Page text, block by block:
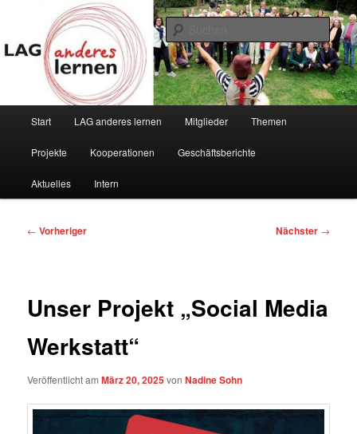
Inhalt
springenLAG anderes lernen
Vielfalt ist unsere Stärke
Start LAG anderes lernen Mitglieder Themen
Projekte Kooperationen Geschäftsberichte
Aktuelles Intern
Beitragsnavigation
← Vorheriger Nächster →
Unser Projekt „Social Media
Werkstatt“
Veröffentlicht amMärz 20, 2025vonNadine Sohn